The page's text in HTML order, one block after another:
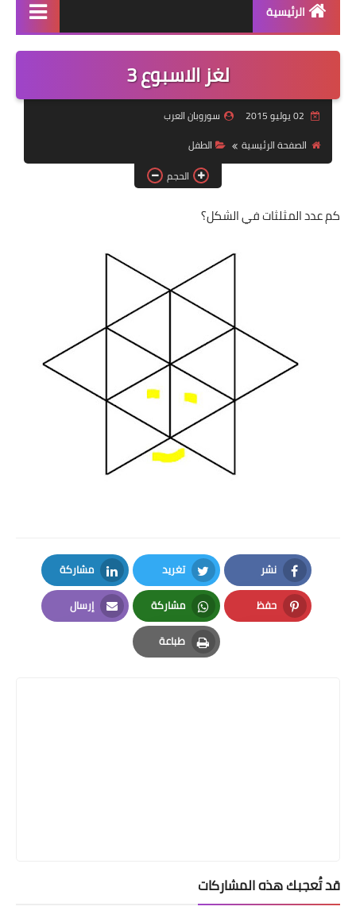
الرئيسية
منتجاتنا
دورة سوروبان اونلاين
كراسات البرنامج pdf
لغز الاسبوع 3
سوروبان العرب
الصفحة الرئيسية
الطفل
الحجم
كم عدد المثلثات في الشكل؟
نشر
Facebook
تغريد
Twitter
مشاركة
LinkedIn
حفظ
Pinterest
مشاركة
Whatsapp
إرسال
Email
طباعة
Print
قد تُعجبك هذه المشاركات